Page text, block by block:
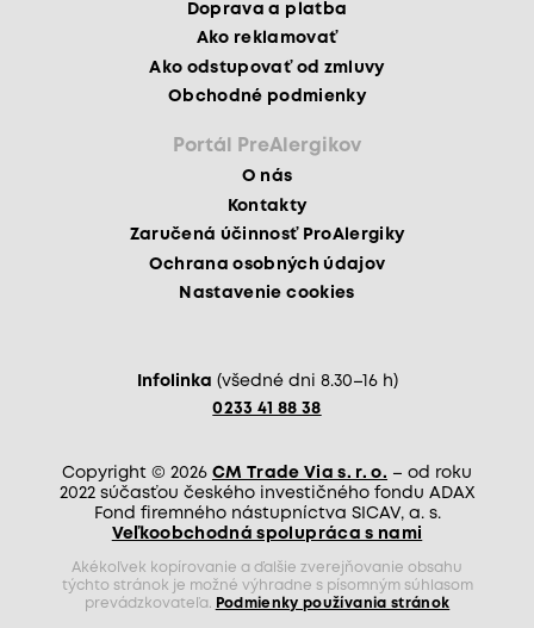
Doprava a platba
Ako reklamovať
Ako odstupovať od zmluvy
Obchodné podmienky
Portál PreAlergikov
O nás
Kontakty
Zaručená účinnosť ProAlergiky
Ochrana osobných údajov
Nastavenie cookies
Infolinka (všedné dni 8.30–16 h)
0233 41 88 38
Copyright © 2026 CM Trade Via s. r. o. – od roku
2022 súčasťou českého investičného fondu ADAX
Fond firemného nástupníctva SICAV, a. s.
Veľkoobchodná spolupráca s nami
Akékoľvek kopírovanie a ďalšie zverejňovanie obsahu
týchto stránok je možné výhradne s písomným súhlasom
prevádzkovateľa.
Podmienky používania stránok